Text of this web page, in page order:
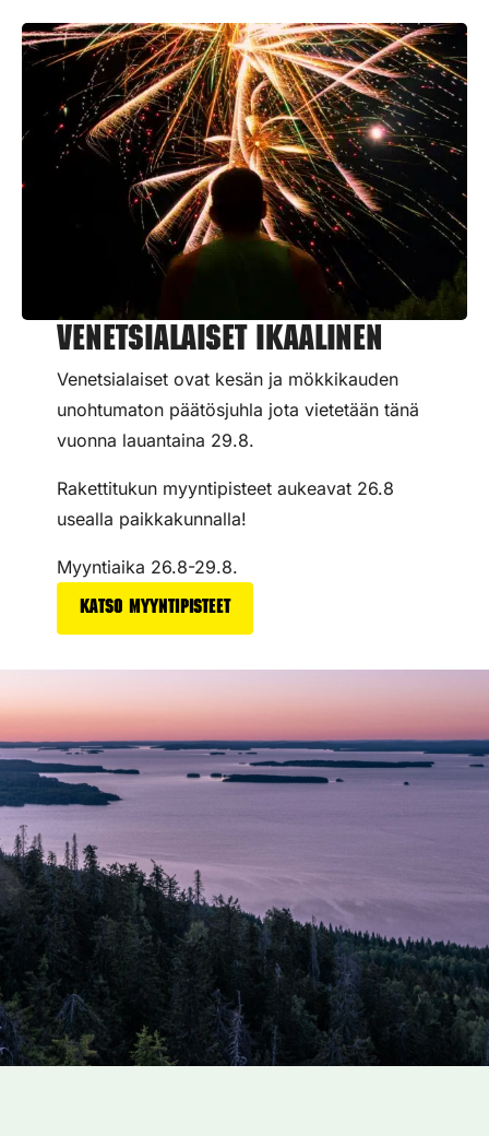
Venetsialaiset Ikaalinen
Venetsialaiset ovat kesän ja mökkikauden
unohtumaton päätösjuhla jota vietetään tänä
vuonna lauantaina 29.8.
Rakettitukun myyntipisteet aukeavat 26.8
usealla paikkakunnalla!
Myyntiaika 26.8-29.8.
Katso myyntipisteet